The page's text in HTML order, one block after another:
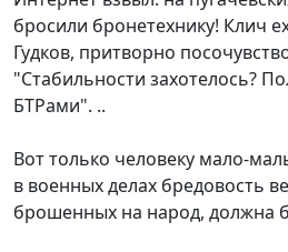
бросили бронетехнику! Клич
Гудков, притворно
"Стабильности захотелось?
БТРами". ..
Вот только человеку мало-
в военных делах бредовость
брошенных на народ, должна